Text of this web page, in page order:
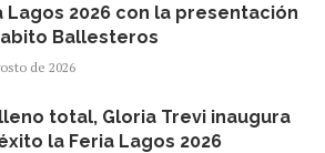
Lagos 2026 con la presentación
Ballesteros
de 2026
total, Gloria Trevi inaugura
la Feria Lagos 2026